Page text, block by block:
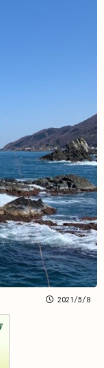
2021/5/8